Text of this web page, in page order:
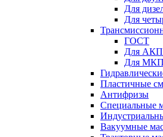
Для
Для
ГОСТ
Для
Для
Пластичные
Антифризы
Специальные
Вакуумные